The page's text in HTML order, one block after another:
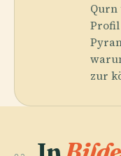
Qurn
zur